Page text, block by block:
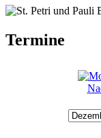
Termine